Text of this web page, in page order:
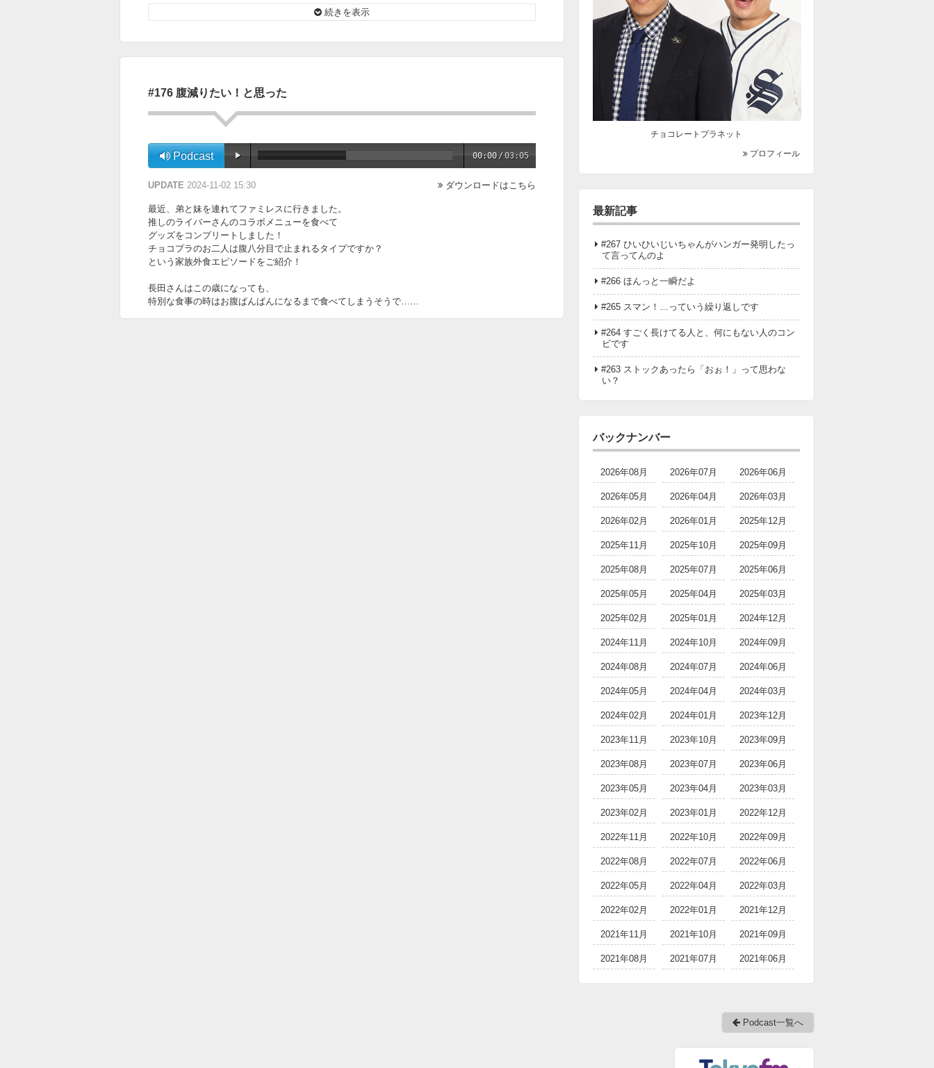
せっかくなら統一してしまえばいいのでは？
まず初めに統一すべき事は……
続きを表示
#176 腹減りたい！と思った
Podcast 00:00 /03:05
ダウンロードはこちら
UPDATE 2024-11-02 15:30
最近、弟と妹を連れてファミレスに行きました。
推しのライバーさんのコラボメニューを食べて
グッズをコンプリートしました！
チョコプラのお二人は腹八分目で止まれるタイプですか？
という家族外食エピソードをご紹介！
長田さんはこの歳になっても、
特別な食事の時はお腹ぱんぱんになるまで食べてしまうそうで……
チョコレートプラネット
プロフィール
最新記事
#267 ひいひいじいちゃんがハンガー発明したっ
て言ってんのよ
#266 ほんっと一瞬だよ
#265 スマン！…っていう繰り返しです
#264 すごく長けてる人と、何にもない人のコン
ビです
#263 ストックあったら「おぉ！」って思わな
い？
バックナンバー
2026年08月 2026年07月 2026年06月
2026年05月 2026年04月 2026年03月
2026年02月 2026年01月 2025年12月
2025年11月 2025年10月 2025年09月
2025年08月 2025年07月 2025年06月
2025年05月 2025年04月 2025年03月
2025年02月 2025年01月 2024年12月
2024年11月 2024年10月 2024年09月
2024年08月 2024年07月 2024年06月
2024年05月 2024年04月 2024年03月
2024年02月 2024年01月 2023年12月
2023年11月 2023年10月 2023年09月
2023年08月 2023年07月 2023年06月
2023年05月 2023年04月 2023年03月
2023年02月 2023年01月 2022年12月
2022年11月 2022年10月 2022年09月
2022年08月 2022年07月 2022年06月
2022年05月 2022年04月 2022年03月
2022年02月 2022年01月 2021年12月
2021年11月 2021年10月 2021年09月
2021年08月 2021年07月 2021年06月
Podcast一覧へ